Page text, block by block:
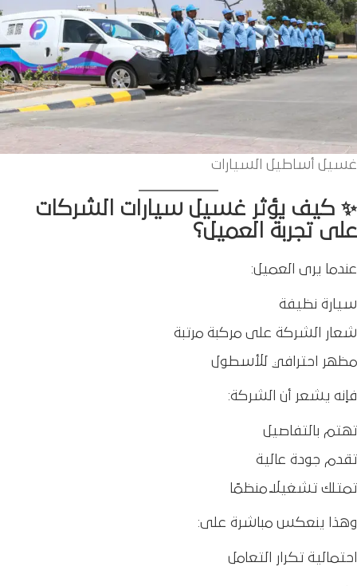
غسيل أﺳﺎﻃﻴﻞ اﻟﺴﻴﺎرات
✨ كيف يؤثر غسيل سيارات الشركات
على تجربة العميل؟
عندما يرى العميل:
سيارة نظيفة
شعار الشركة على مركبة مرتبة
مظهر احترافي للأسطول
فإنه يشعر أن الشركة:
تهتم بالتفاصيل
تقدم جودة عالية
تمتلك تشغيلًا منظمًا
وهذا ينعكس مباشرة على:
احتمالية تكرار التعامل